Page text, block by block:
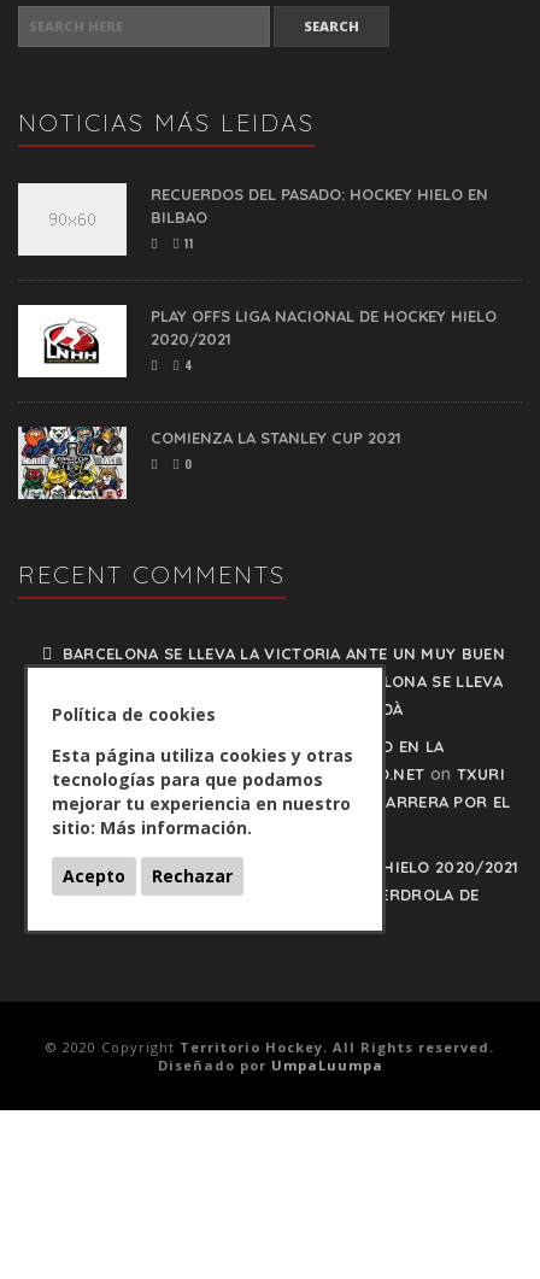
NOTICIAS MÁS LEIDAS
RECUERDOS DEL PASADO: HOCKEY HIELO EN
BILBAO
11
PLAY OFFS LIGA NACIONAL DE HOCKEY HIELO
2020/2021
4
COMIENZA LA STANLEY CUP 2021
0
RECENT COMMENTS
BARCELONA SE LLEVA LA VICTORIA ANTE UN MUY BUEN
BARCELONA SE LLEVA
LA VICTORIA ANTE UN MUY BUEN PUIGCERDÀ
TXURI URDIN Y JACA NO PISAN EL FRENO EN LA
CARRERA POR EL LIDERATO - HOCKEYHIELO.NET on TXURI
URDIN Y JACA NO PISAN EL FRENO EN LA CARRERA POR EL
LIDERATO
PLAY OFFS LIGA IBERDROLA DE HOCKEY HIELO 2020/2021
- HOCKEYHIELO.NETonPLAY OFFS LIGA IBERDROLA DE
© 2020 Copyright Territorio Hockey. All Rights reserved.
Diseñado por UmpaLuumpa
Política de cookies
Esta página utiliza cookies y otras
tecnologías para que podamos
mejorar tu experiencia en nuestro
sitio: Más información.
Acepto Rechazar